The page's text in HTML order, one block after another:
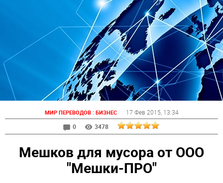
МИР ПЕРЕВОДОВ: БИЗНЕС 17 Фев 2015 , 13:34
0
3478
Мешков для мусора от ООО
"Мешки-ПРО"